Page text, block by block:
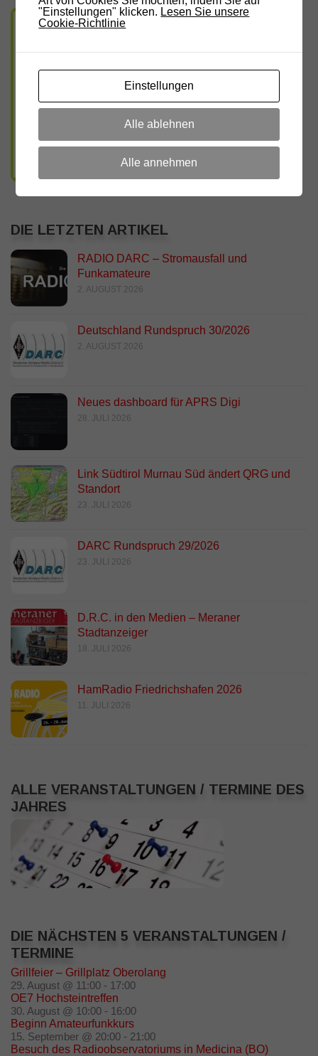
DIE LETZTEN ARTIKEL
RADIO DARC – Stromausfall und
Funkamateure
2. AUGUST 2026
Deutschland Rundspruch 30/2026
2. AUGUST 2026
Neues dashboard für APRS Digi
28. JULI 2026
Link Südtirol Murnau Süd ändert QRG und
Standort
23. JULI 2026
DARC Rundspruch 29/2026
23. JULI 2026
D.R.C. in den Medien – Meraner
Stadtanzeiger
18. JULI 2026
HamRadio Friedrichshafen 2026
11. JULI 2026
ALLE VERANSTALTUNGEN / TERMINE DES
JAHRES
DIE NÄCHSTEN 5 VERANSTALTUNGEN /
TERMINE
Grillfeier – Grillplatz Oberolang
29. August @ 11:00 - 17:00
OE7 Hochsteintreffen
30. August @ 10:00 - 16:00
Beginn Amateurfunkkurs
15. September @ 20:00 - 21:00
Besuch des Radioobservatoriums in Medicina (BO)
"Einstellungen" klicken. Lesen Sie unsere
Cookie-Richtlinie
Einstellungen
Alle ablehnen
Alle annehmen